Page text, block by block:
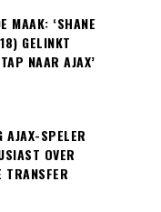
MAAK: ‘SHANE
GELINKT
NAAR AJAX’
AJAX-SPELER
OVER
TRANSFER